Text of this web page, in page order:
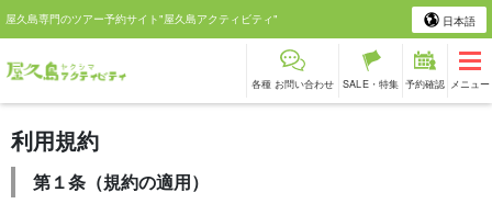
屋久島専門のツアー予約サイト"屋久島アクティビティ" 日本語
各種 お問い合わせ SALE・特集 予約確認 メニュー
利用規約
第１条（規約の適用）